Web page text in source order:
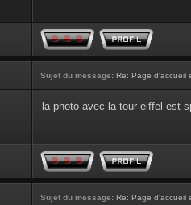
Sujet du message: Re: Page d'accueil
la photo avec la tour eiffel est
Sujet du message: Re: Page d'accueil